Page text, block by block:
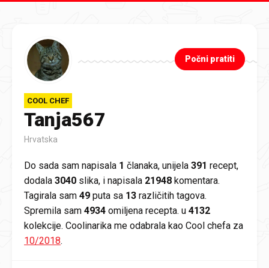
COOL CHEF
Tanja567
Hrvatska
Počni pratiti
Do sada sam napisala 1 članaka, unijela 391 recept,
dodala 3040 slika, i napisala 21948 komentara.
Tagirala sam 49 puta sa 13 različitih tagova.
Spremila sam 4934 omiljena recepta. u 4132
kolekcije. Coolinarika me odabrala kao Cool chefa za
10/2018.